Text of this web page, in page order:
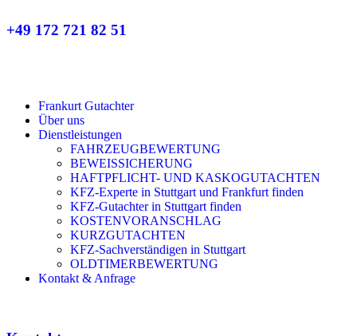
+49 172 721 82 51
Frankurt Gutachter
Über uns
Dienstleistungen
FAHRZEUGBEWERTUNG
BEWEISSICHERUNG
HAFTPFLICHT- UND KASKOGUTACHTEN
KFZ-Experte in Stuttgart und Frankfurt finden
KFZ-Gutachter in Stuttgart finden
KOSTENVORANSCHLAG
KURZGUTACHTEN
KFZ-Sachverständigen in Stuttgart
OLDTIMERBEWERTUNG
Kontakt & Anfrage